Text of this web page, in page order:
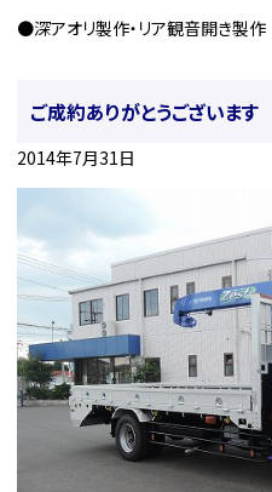
●深アオリ製作・リア観音開き製作
ご成約ありがとうございます
2014年7月31日